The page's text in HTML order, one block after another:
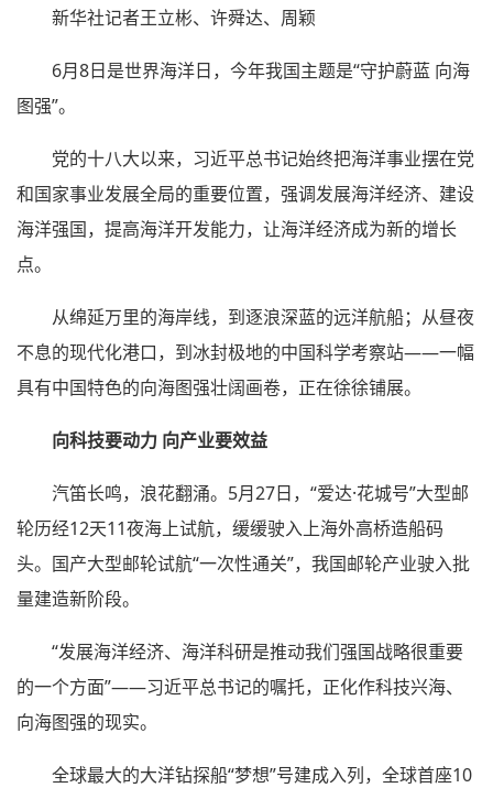
新华社记者王立彬、许舜达、周颖
6月8日是世界海洋日，今年我国主题是“守护蔚蓝 向海
图强”。
党的十八大以来，习近平总书记始终把海洋事业摆在党
和国家事业发展全局的重要位置，强调发展海洋经济、建设
海洋强国，提高海洋开发能力，让海洋经济成为新的增长
点。
从绵延万里的海岸线，到逐浪深蓝的远洋航船；从昼夜
不息的现代化港口，到冰封极地的中国科学考察站——一幅
具有中国特色的向海图强壮阔画卷，正在徐徐铺展。
向科技要动力 向产业要效益
汽笛长鸣，浪花翻涌。5月27日，“爱达·花城号”大型邮
轮历经12天11夜海上试航，缓缓驶入上海外高桥造船码
头。国产大型邮轮试航“一次性通关”，我国邮轮产业驶入批
量建造新阶段。
“发展海洋经济、海洋科研是推动我们强国战略很重要
的一个方面”——习近平总书记的嘱托，正化作科技兴海、
向海图强的现实。
全球最大的大洋钻探船“梦想”号建成入列，全球首座10